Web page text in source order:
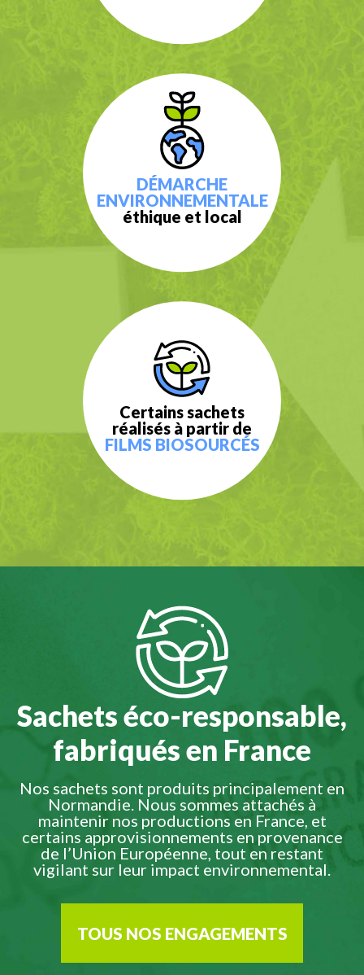
DÉMARCHE
ENVIRONNEMENTALE
éthique et local
Certains sachets
réalisés à partir de
FILMS BIOSOURCÉS
Sachets éco-responsable,
fabriqués en France
Nos sachets sont produits principalement en
Normandie. Nous sommes attachés à
maintenir nos productions en France, et
certains approvisionnements en provenance
de l’Union Européenne, tout en restant
vigilant sur leur impact environnemental.
TOUS NOS ENGAGEMENTS